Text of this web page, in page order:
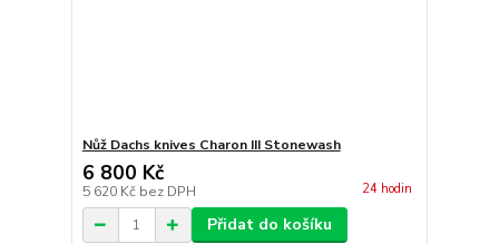
Nůž Dachs knives Charon III Stonewash
6 800 Kč
5 620 Kč bez DPH 24 hodin
Přidat do košíku